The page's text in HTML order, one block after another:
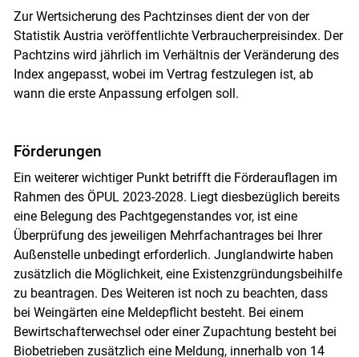
Zur Wertsicherung des Pachtzinses dient der von der
Statistik Austria veröffentlichte Verbraucherpreisindex. Der
Pachtzins wird jährlich im Verhältnis der Veränderung des
Index angepasst, wobei im Vertrag festzulegen ist, ab
wann die erste Anpassung erfolgen soll.
Förderungen
Ein weiterer wichtiger Punkt betrifft die Förderauflagen im
Rahmen des ÖPUL 2023-2028. Liegt diesbezüglich bereits
eine Belegung des Pachtgegenstandes vor, ist eine
Überprüfung des jeweiligen Mehrfachantrages bei Ihrer
Außenstelle unbedingt erforderlich. Junglandwirte haben
zusätzlich die Möglichkeit, eine Existenzgründungsbeihilfe
zu beantragen. Des Weiteren ist noch zu beachten, dass
bei Weingärten eine Meldepflicht besteht. Bei einem
Bewirtschafterwechsel oder einer Zupachtung besteht bei
Biobetrieben zusätzlich eine Meldung, innerhalb von 14